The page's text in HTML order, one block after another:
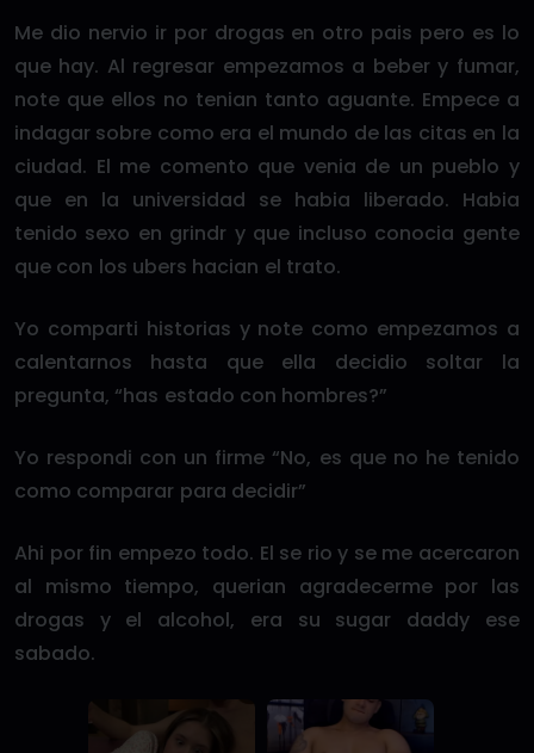
Me dio nervio ir por drogas en otro pais pero es lo
que hay. Al regresar empezamos a beber y fumar,
note que ellos no tenian tanto aguante. Empece a
indagar sobre como era el mundo de las citas en la
ciudad. El me comento que venia de un pueblo y
que en la universidad se habia liberado. Habia
tenido sexo en grindr y que incluso conocia gente
que con los ubers hacian el trato.
Yo comparti historias y note como empezamos a
calentarnos hasta que ella decidio soltar la
pregunta, “has estado con hombres?”
Yo respondi con un firme “No, es que no he tenido
como comparar para decidir”
Ahi por fin empezo todo. El se rio y se me acercaron
al mismo tiempo, querian agradecerme por las
drogas y el alcohol, era su sugar daddy ese
sabado.